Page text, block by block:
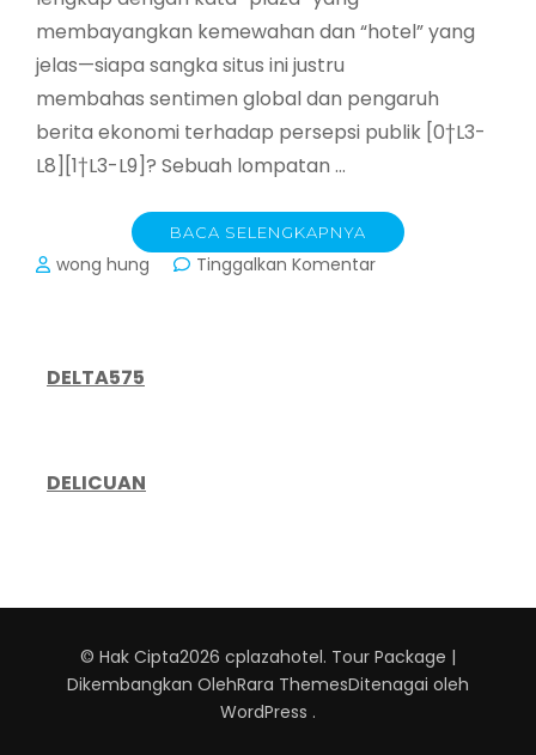
membayangkan kemewahan dan “hotel” yang
jelas—siapa sangka situs ini justru
membahas sentimen global dan pengaruh
berita ekonomi terhadap persepsi publik [0†L3-
L8][1†L3-L9]? Sebuah lompatan …
BACA SELENGKAPNYA
wong hung Tinggalkan Komentarpada
DELTA575
DELICUAN
© Hak Cipta2026 cplazahotel. Tour Package |
Dikembangkan OlehRara ThemesDitenagai oleh
WordPress .